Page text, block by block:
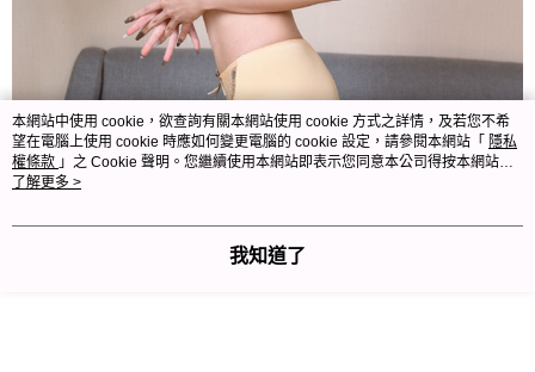
本網站中使用 cookie，欲查詢有關本網站使用 cookie 方式之詳情，及若您不希
望在電腦上使用 cookie 時應如何變更電腦的 cookie 設定，請參閱本網站「 隱私
權條款 」之 Cookie 聲明。您繼續使用本網站即表示您同意本公司得按本網站使
用條款之 Cookie 聲明使用 cookie。
了解更多 >
我知道了